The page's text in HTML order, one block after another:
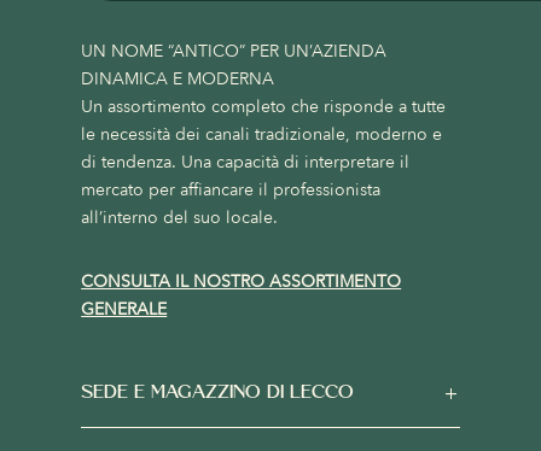
UN NOME “ANTICO” PER UN’AZIENDA
DINAMICA E MODERNA
Un assortimento completo che risponde a tutte
le necessità dei canali tradizionale, moderno e
di tendenza. Una capacità di interpretare il
mercato per affiancare il professionista
all’interno del suo locale.
CONSULTA IL NOSTRO ASSORTIMENTO
GENERALE
SEDE E MAGAZZINO DI LECCO